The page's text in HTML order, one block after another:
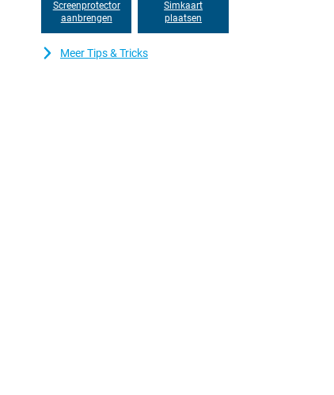
Screenprotector
aanbrengen
Simkaart
plaatsen
Meer Tips & Tricks